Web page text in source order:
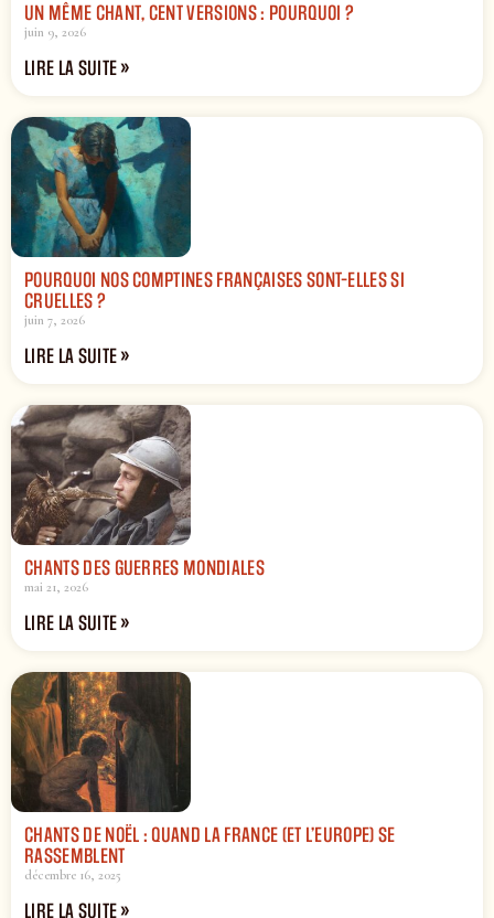
UN MÊME CHANT, CENT VERSIONS : POURQUOI ?
juin 9, 2026
LIRE LA SUITE »
POURQUOI NOS COMPTINES FRANÇAISES SONT-ELLES SI
CRUELLES ?
juin 7, 2026
LIRE LA SUITE »
CHANTS DES GUERRES MONDIALES
mai 21, 2026
LIRE LA SUITE »
CHANTS DE NOËL : QUAND LA FRANCE (ET L’EUROPE) SE
RASSEMBLENT
décembre 16, 2025
LIRE LA SUITE »